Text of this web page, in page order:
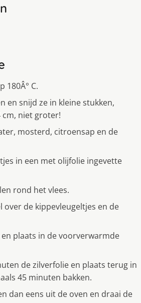
180Â° C.
en snijd ze in kleine stukken,
cm, niet groter!
mosterd, citroensap en de
in een met olijfolie ingevette
rond het vlees.
over de kippevleugeltjes en de
plaats in de voorverwarmde
de zilverfolie en plaats terug in
45 minuten bakken.
dan eens uit de oven en draai de